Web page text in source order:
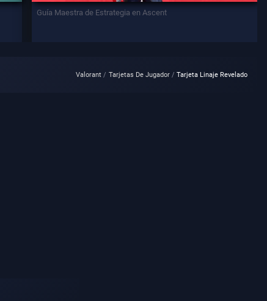
Guía Maestra de Estrategia en Ascent
Valorant Tarjetas De Jugador Tarjeta Linaje Revelado